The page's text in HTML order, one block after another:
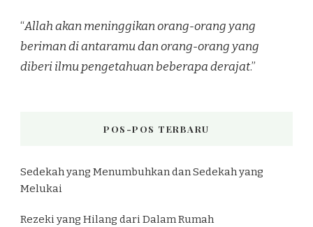
“Allah akan meninggikan orang-orang yang
beriman di antaramu dan orang-orang yang
diberi ilmu pengetahuan beberapa derajat.”
POS-POS TERBARU
Sedekah yang Menumbuhkan dan Sedekah yang
Melukai
Rezeki yang Hilang dari Dalam Rumah